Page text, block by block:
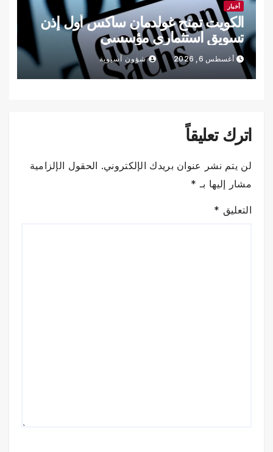
أخبار
الكويت تمنح غولدمان ساكس أول إذن
تسويق استثماري مؤسسي
أغسطس 6, 2026 شؤون آسيوية
اترك تعليقاً
لن يتم نشر عنوان بريدك الإلكتروني. الحقول الإلزامية
مشار إليها بـ *
التعليق *